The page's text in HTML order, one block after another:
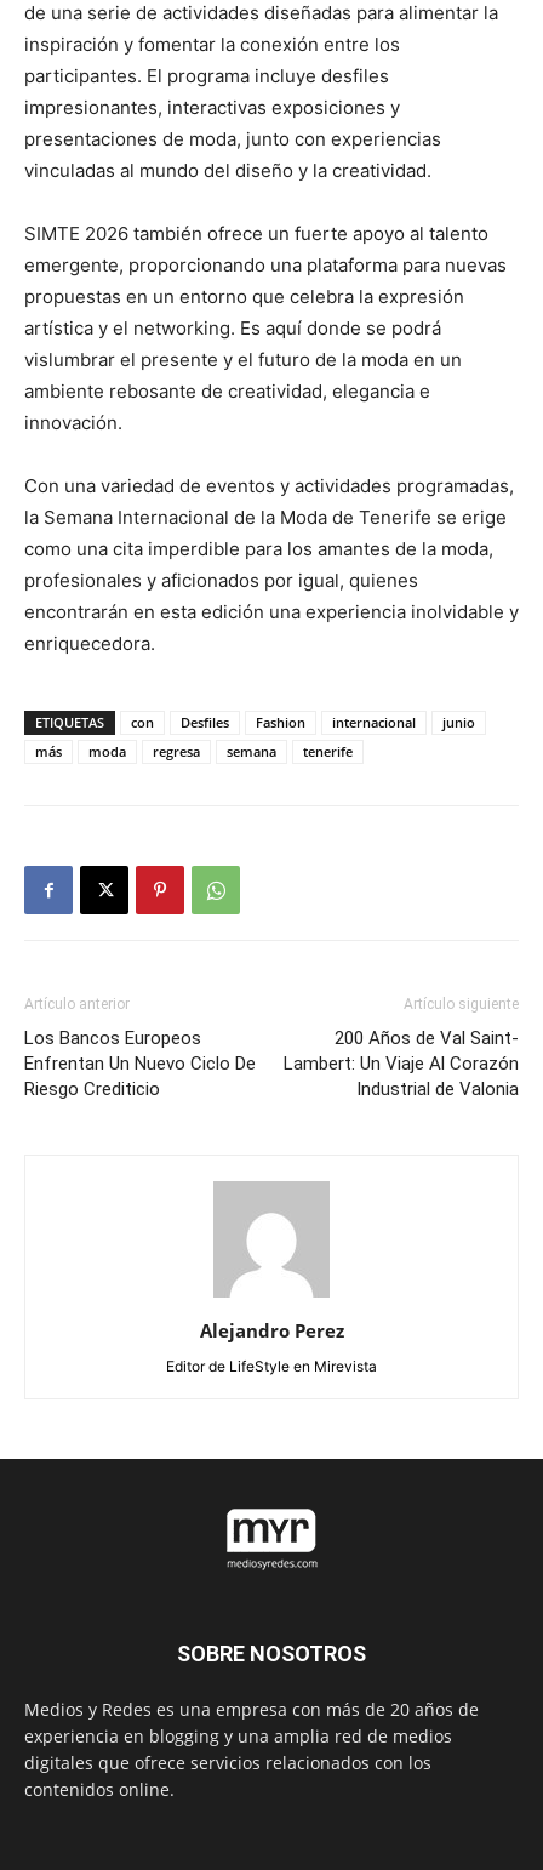
de una serie de actividades diseñadas para alimentar la
inspiración y fomentar la conexión entre los
participantes. El programa incluye desfiles
impresionantes, interactivas exposiciones y
presentaciones de moda, junto con experiencias
vinculadas al mundo del diseño y la creatividad.
SIMTE 2026 también ofrece un fuerte apoyo al talento
emergente, proporcionando una plataforma para nuevas
propuestas en un entorno que celebra la expresión
artística y el networking. Es aquí donde se podrá
vislumbrar el presente y el futuro de la moda en un
ambiente rebosante de creatividad, elegancia e
innovación.
Con una variedad de eventos y actividades programadas,
la Semana Internacional de la Moda de Tenerife se erige
como una cita imperdible para los amantes de la moda,
profesionales y aficionados por igual, quienes
encontrarán en esta edición una experiencia inolvidable y
enriquecedora.
ETIQUETAS con Desfiles Fashion internacional
junio
más
moda regresa semana tenerife
Artículo anterior
Los Bancos Europeos
Enfrentan Un Nuevo Ciclo De
Riesgo Crediticio
Artículo siguiente
200 Años de Val Saint-
Lambert: Un Viaje Al Corazón
Industrial de Valonia
Alejandro Perez
Editor de LifeStyle en Mirevista
SOBRE NOSOTROS
Medios y Redes es una empresa con más de 20 años de
experiencia en blogging y una amplia red de medios
digitales que ofrece servicios relacionados con los
contenidos online.